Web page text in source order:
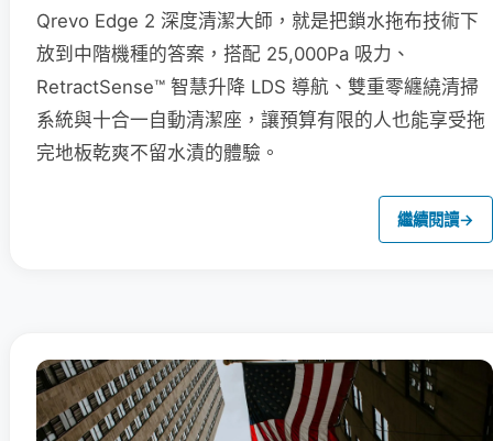
Qrevo Edge 2 深度清潔大師，就是把鎖水拖布技術下
放到中階機種的答案，搭配 25,000Pa 吸力、
RetractSense™ 智慧升降 LDS 導航、雙重零纏繞清掃
系統與十合一自動清潔座，讓預算有限的人也能享受拖
完地板乾爽不留水漬的體驗。
繼續閱讀→